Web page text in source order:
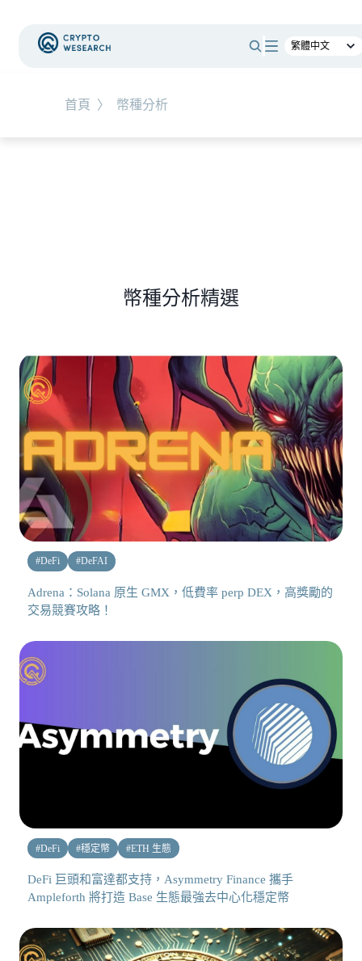
首頁 〉 幣種分析
總體經濟 #Corporate Adoption
幣種分析精選
#DeFi #DeFAI
Adrena：Solana 原生 GMX，低費率 perp DEX，高獎勵的
交易競賽攻略！
#DeFi #穩定幣 #ETH 生態
DeFi 巨頭和富達都支持，Asymmetry Finance 攜手
Ampleforth 將打造 Base 生態最強去中心化穩定幣